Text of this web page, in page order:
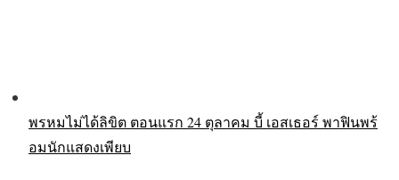
พรหมไม่ได้ลิขิต ตอนแรก 24 ตุลาคม บี้ เอสเธอร์ พาฟินพร้
อมนักแสดงเพียบ